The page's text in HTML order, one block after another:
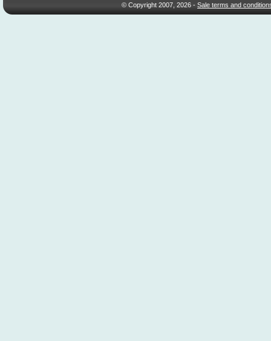
© Copyright 2007, 2026 -Sale terms and